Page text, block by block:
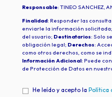
Responsable: TINEO SANCHEZ,
Finalidad: Responder las
enviarle la información
del usuario; Destinatarios: Solo
obligación legal; Derechos:
como otros derechos, como se
Información Adicional: Puede
de Protección de Datos en
He leído y acepto la Política